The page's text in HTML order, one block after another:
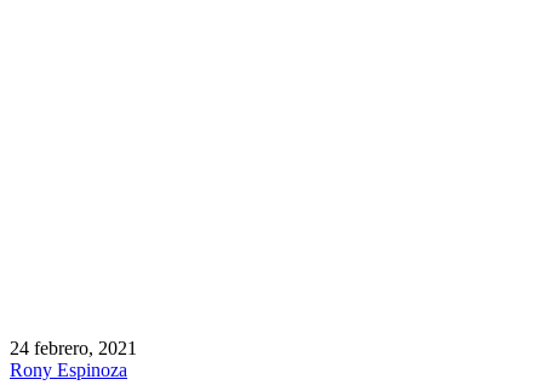
24 febrero, 2021
Rony Espinoza